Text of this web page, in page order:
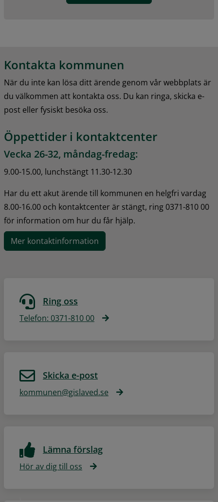
Kontakta kommunen
När du inte kan lösa ditt ärende genom vår webbplats är
du välkommen att kontakta oss. Du kan ringa, skicka e-
post eller fysiskt besöka oss.
Öppettider i kontaktcenter
Vecka 26-32, måndag-fredag:
9.00-15.00, lunchstängt 11.30-12.30
Har du ett akut ärende till kommunen en helgfri vardag
8.00-16.00 och kontaktcenter är stängt, ring 0371-810 00
för information om hur du får hjälp.
Mer kontaktinformation
Ring oss
Telefon: 0371-810 00
Skicka e-post
kommunen@gislaved.se
Lämna förslag
Hör av dig till oss